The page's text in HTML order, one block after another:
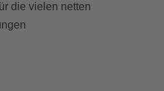
die vielen netten